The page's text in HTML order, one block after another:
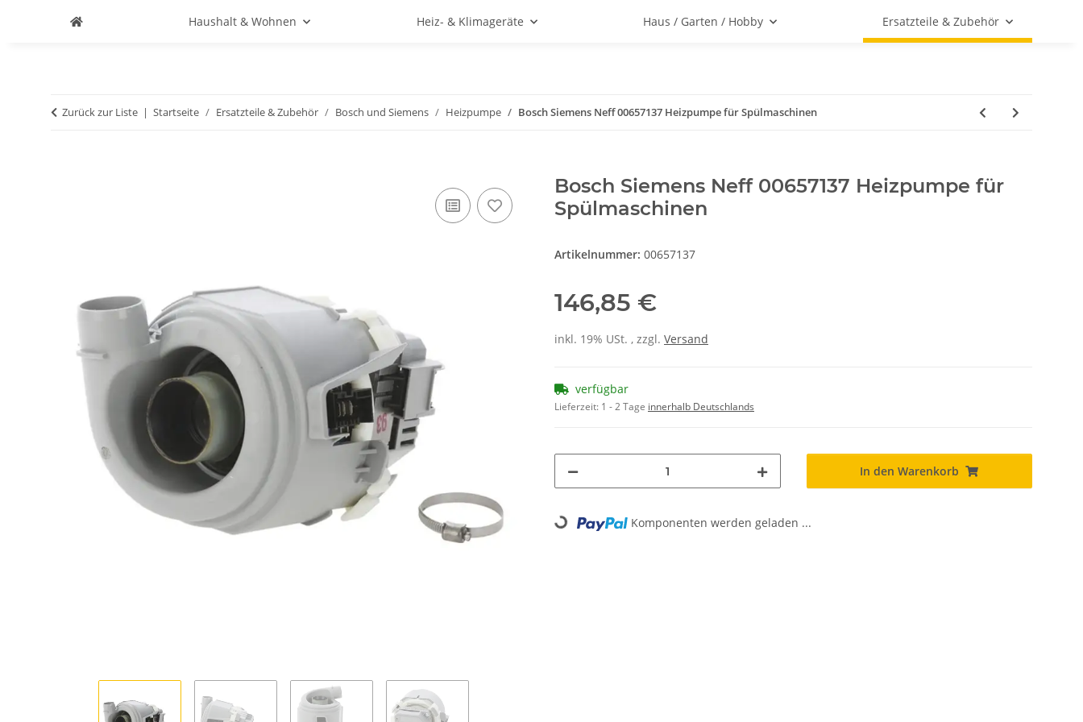
Haushalt & Wohnen Heiz- & Klimageräte Haus / Garten / Hobby Ersatzteile & Zubehör
Zurück zur Liste Startseite Ersatzteile & Zubehör Bosch und Siemens Heizpumpe Bosch Siemens Neff 00657137 Heizpumpe für Spülmaschinen
Bosch Siemens Neff 00657137 Heizpumpe für
Spülmaschinen
Artikelnummer: 00657137
146,85 €
inkl. 19% USt. , zzgl. Versand
verfügbar
Lieferzeit: 1 - 2 Tage innerhalb Deutschlands
In den Warenkorb
Loading... Komponenten werden geladen ...